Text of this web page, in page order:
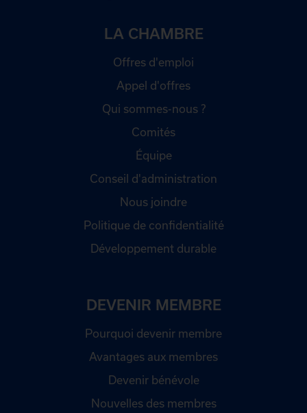
LA CHAMBRE
Offres d'emploi
Appel d'offres
Qui sommes-nous ?
Comités
Équipe
Conseil d'administration
Nous joindre
Politique de confidentialité
Développement durable
DEVENIR MEMBRE
Pourquoi devenir membre
Avantages aux membres
Devenir bénévole
Nouvelles des membres